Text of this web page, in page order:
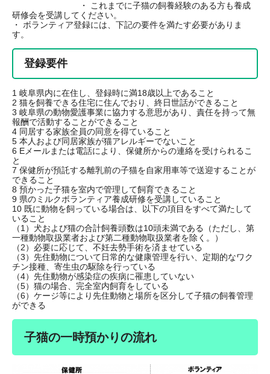
・ これまでに子猫の飼養経験のある方も養成
研修会を受講してください。
・ ボランティア登録には、下記の要件を満たす必要がありま
す。
登録要件
1 岐阜県内に在住し、登録時に満18歳以上であること
2 猫を飼養できる住宅に住んでおり、終日世話ができること
3 岐阜県の動物愛護事業に協力する意思があり、責任を持って無
報酬で活動することができること
4 同居する家族全員の同意を得ていること
5 本人および同居家族が猫アレルギーでないこと
6 Eメールまたは電話により、保健所からの連絡を受けられるこ
と
7 保健所が預託する離乳前の子猫を自家用車等で送迎することが
できること
8 預かった子猫を室内で管理して飼育できること
9 県のミルクボランティア養成研修を受講していること
10 既に動物を飼っている場合は、以下の項目をすべて満たして
いること
（1）犬および猫の合計飼養頭数は10頭未満である（ただし、第
一種動物取扱業者および第二種動物取扱業者を除く。）
（2）必要に応じて、不妊去勢手術を済ませている
（3）先住動物について日常的な健康管理を行い、定期的なワク
チン接種、寄生虫の駆除を行っている
（4）先住動物が感染症の疾病に罹患していない
（5）猫の場合、完全室内飼育をしている
（6）ケージ等により先住動物と場所を区分して子猫の飼養管理
ができる
子猫の一時預かりの流れ